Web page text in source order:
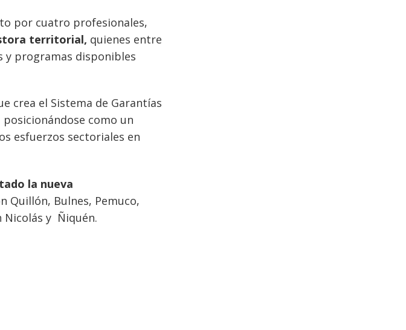
por cuatro profesionales,
territorial, quienes entre
y programas disponibles
crea el Sistema de Garantías
como un
esfuerzos sectoriales en
la nueva
Quillón, Bulnes, Pemuco,
Nicolás y Ñiquén.